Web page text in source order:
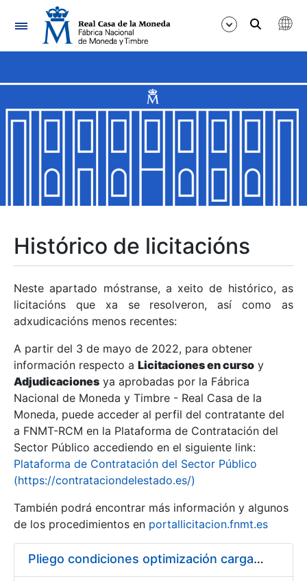
Navegación
Mostrar/Ocultar
Mostrar/Ocultar
Mostrar/Ocultar
Mostrar/Ocultar
Mostrar/Ocultar
Mostrar/Ocultar
Mostrar/Ocultar
Histórico de licitacións
Neste apartado móstranse, a xeito de histórico, as
licitacións que xa se resolveron, así como as
adxudicacións menos recentes:
A partir del 3 de mayo de 2022, para obtener
información respecto a Licitaciones en curso y
Adjudicaciones ya aprobadas por la Fábrica
Nacional de Moneda y Timbre - Real Casa de la
Moneda, puede acceder al perfil del contratante del
a FNMT-RCM en la Plataforma de Contratación del
Sector Público accediendo en el siguiente link:
Plataforma de Contratación del Sector Público
(https://contrataciondelestado.es/)
También podrá encontrar más información y algunos
de los procedimientos en portallicitacion.fnmt.es
Pliego condiciones optimización cargas compras firmado